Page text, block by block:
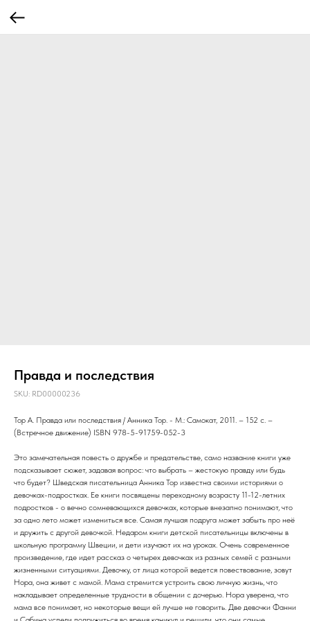
Правда и последствия
SKU: RD00000236
Тор А. Правда или последствия / Анника Тор. - М.: Самокат, 2011. – 152 с. –
(Встречное движение) ISBN 978-5-91759-052-3
Это замечательная повесть о дружбе и предательстве, само название книги уже
подсказывает сюжет, задавая вопрос: что выбрать – жестокую правду или будь
что будет? Шведская писательница Анника Тор известна своими историями о
девочках-подростках. Ее книги посвящены переходному возрасту 11-12-летних
подростков - о вечно сомневающихся девочках, которые внезапно понимают, что
за одно лето может измениться все. Самая лучшая подруга может забыть про неё
и дружить с другой девочкой. Недаром книги детской писательницы включены в
школьную программу Швеции, и дети изучают их на уроках. Очень современное
произведение, где идет рассказ о четырех девочках из разных семей с разными
жизненными ситуациями. Девочку, от лица которой ведется повествование, зовут
Нора, она живет с мамой. Мама стремится устроить свою личную жизнь, что
накладывает определенные трудности в общении с дочерью. Нора уверена, что
мама все понимает, но некоторые вещи ей лучше не говорить. Две девочки Фанни